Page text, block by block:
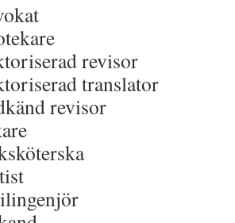
revisor
translator
revisor